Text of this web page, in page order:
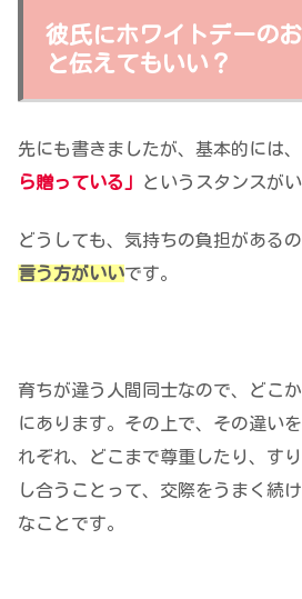
彼氏にホワイトデーの
と伝えてもいい？
先にも書きましたが、基本的には、
ら贈っている」
というスタンスが
どうしても、気持ちの負担があるの
言う方がいいです。
育ちが違う人間同士なので、どこ
にあります。その上で、 その違い
れぞれ、どこまで尊重したり、す
し合うことって、交際をうまく続
なこと です。